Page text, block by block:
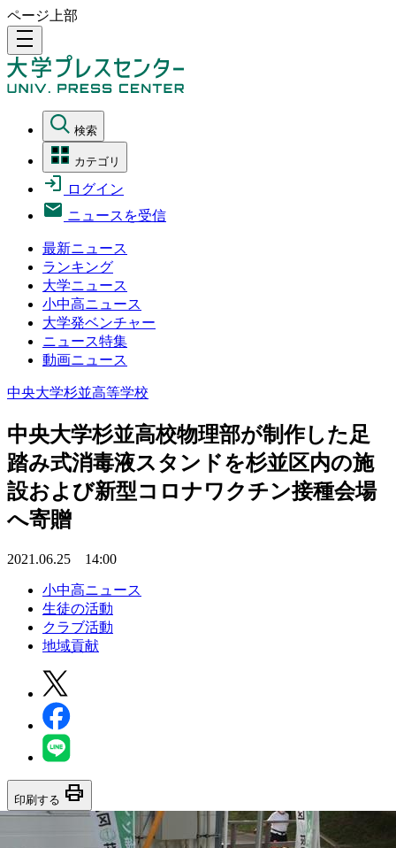
ページ上部
density_medium
検索
カテゴリ
ログイン
ニュースを受信
最新ニュース
ランキング
大学ニュース
小中高ニュース
大学発ベンチャー
ニュース特集
動画ニュース
中央大学杉並高等学校
中央大学杉並高校物理部が制作した足
踏み式消毒液スタンドを杉並区内の施
設および新型コロナワクチン接種会場
へ寄贈
2021.06.25 14:00
小中高ニュース
生徒の活動
クラブ活動
地域貢献
印刷する print